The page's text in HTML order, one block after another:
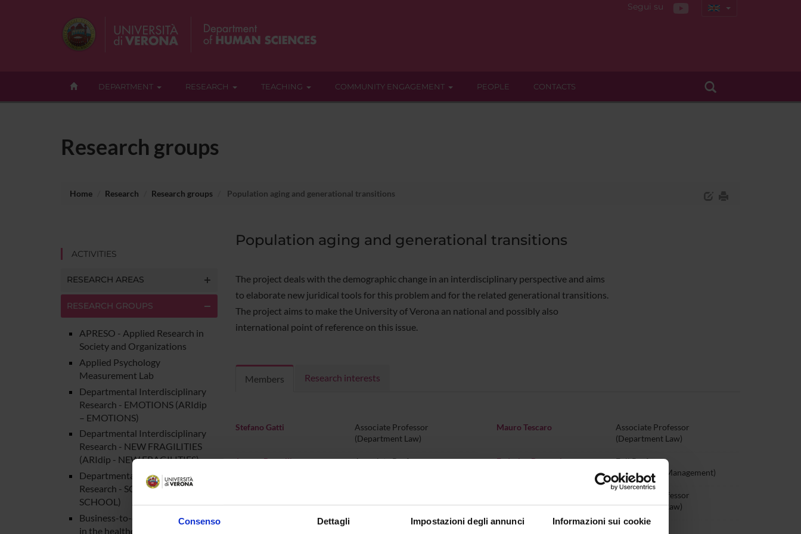
Consenso Dettagli Impostazioni degli annunci Informazioni sui cookie
Segui su
DEPARTMENT RESEARCH TEACHING COMMUNITY ENGAGEMENT PEOPLE CONTACTS
Research groups
Home Research Research groups Population aging and generational transitions
ACTIVITIES
RESEARCH AREAS
RESEARCH GROUPS
APRESO - Applied Research in
Society and Organizations
Applied Psychology
Measurement Lab
Departmental Interdisciplinary
Research - EMOTIONS (ARIdip
– EMOTIONS)
Departmental Interdisciplinary
Research - NEW FRAGILITIES
(ARIdip - NEW FRAGILITIES)
Departmental Interdisciplinary
Research - SCHOOL (ARIdip –
SCHOOL)
Business-to-consumer studies
in the healthcare management
Population aging and generational transitions
The project deals with the demographic change in an interdisciplinary perspective and aims
to elaborate new juridical tools for this problem and for the related generational transitions.
The project aims to make the University of Verona an national and possibly also
international point of reference on this issue.
Members Research interests
Stefano Gatti
Associate Professor
(Department Law)
Jacopo Bercelli
Associate Professor
(Department Law)
Associate Professor
Mauro Tescaro
Associate Professor
(Department Law)
Federico Brunetti
Full Professor
(Department Management)
Associate Professor
(Department Law)